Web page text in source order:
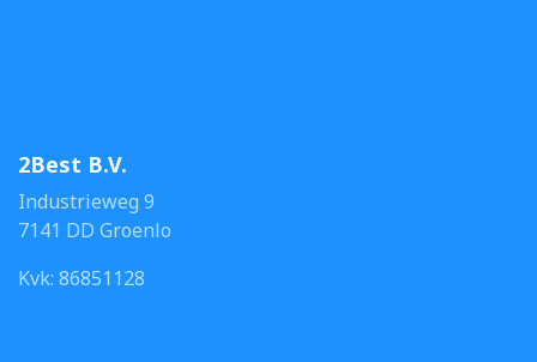
2Best B.V.
Industrieweg 9
7141 DD Groenlo
Kvk: 86851128